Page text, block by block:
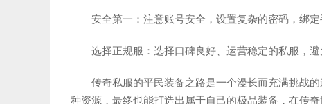
安全第一：注意账号安全，设置复杂的密码，绑定
选择正规服：选择口碑良好、运营稳定的私服，避
传奇私服的平民装备之路是一个漫长而充满挑战
种资源，最终也能打造出属于自己的极品装备，在传